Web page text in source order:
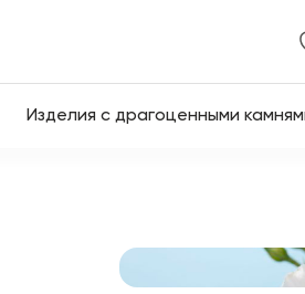
Изделия с драгоценными